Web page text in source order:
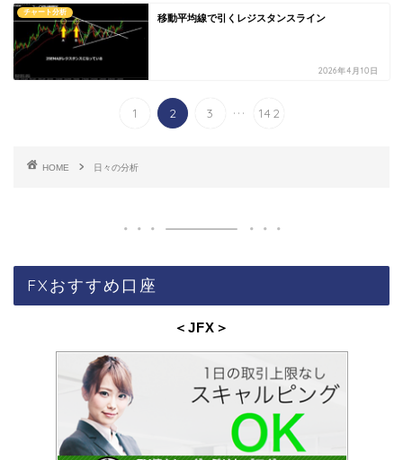
チャート分析
移動平均線で引くレジスタンスライン
2026年4月10日
1 2 3 ... 142
HOME 日々の分析
FXおすすめ口座
＜JFX ＞